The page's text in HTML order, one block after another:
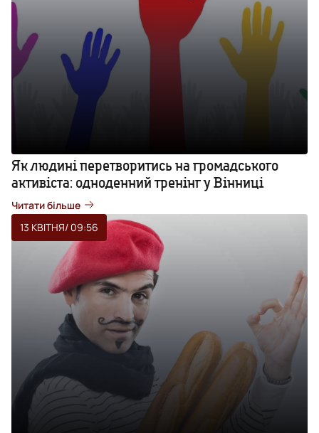
Як людині перетворитись на громадського
активіста: одноденний тренінг у Вінниці
Читати більше
13 КВІТНЯ/ 09:56